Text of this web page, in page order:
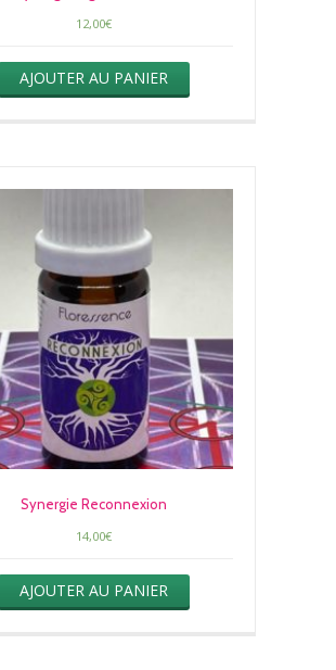
12,00€
AJOUTER AU PANIER
Synergie Reconnexion
14,00€
AJOUTER AU PANIER